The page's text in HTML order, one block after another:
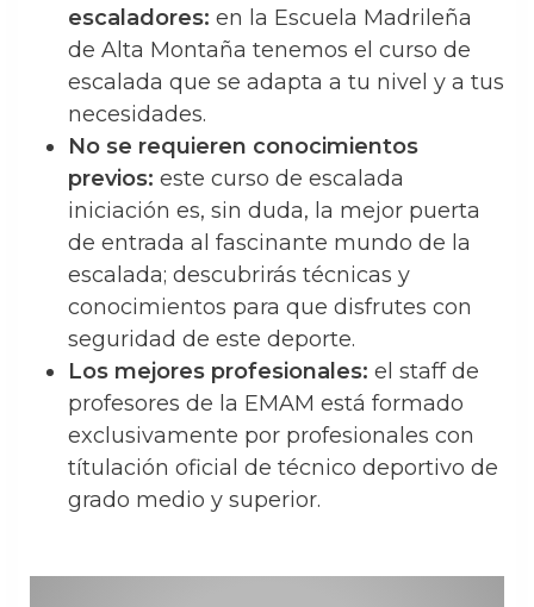
escaladores: en la Escuela Madrileña
de Alta Montaña tenemos el curso de
escalada que se adapta a tu nivel y a tus
necesidades.
No se requieren conocimientos
previos: este curso de escalada
iniciación es, sin duda, la mejor puerta
de entrada al fascinante mundo de la
escalada; descubrirás técnicas y
conocimientos para que disfrutes con
seguridad de este deporte.
Los mejores profesionales: el staff de
profesores de la EMAM está formado
exclusivamente por profesionales con
títulación oficial de técnico deportivo de
grado medio y superior.